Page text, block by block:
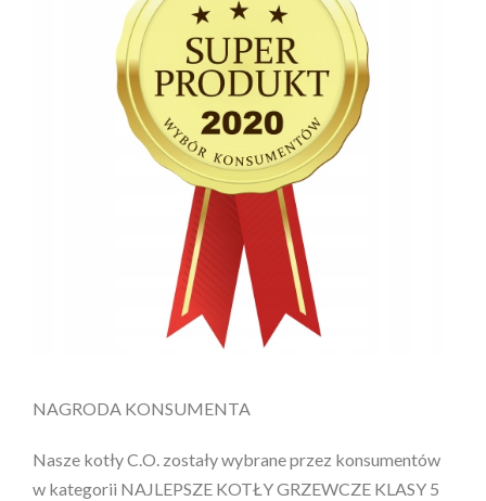
NAGRODA KONSUMENTA
Nasze kotły C.O. zostały wybrane przez konsumentów
w kategorii NAJLEPSZE KOTŁY GRZEWCZE KLASY 5